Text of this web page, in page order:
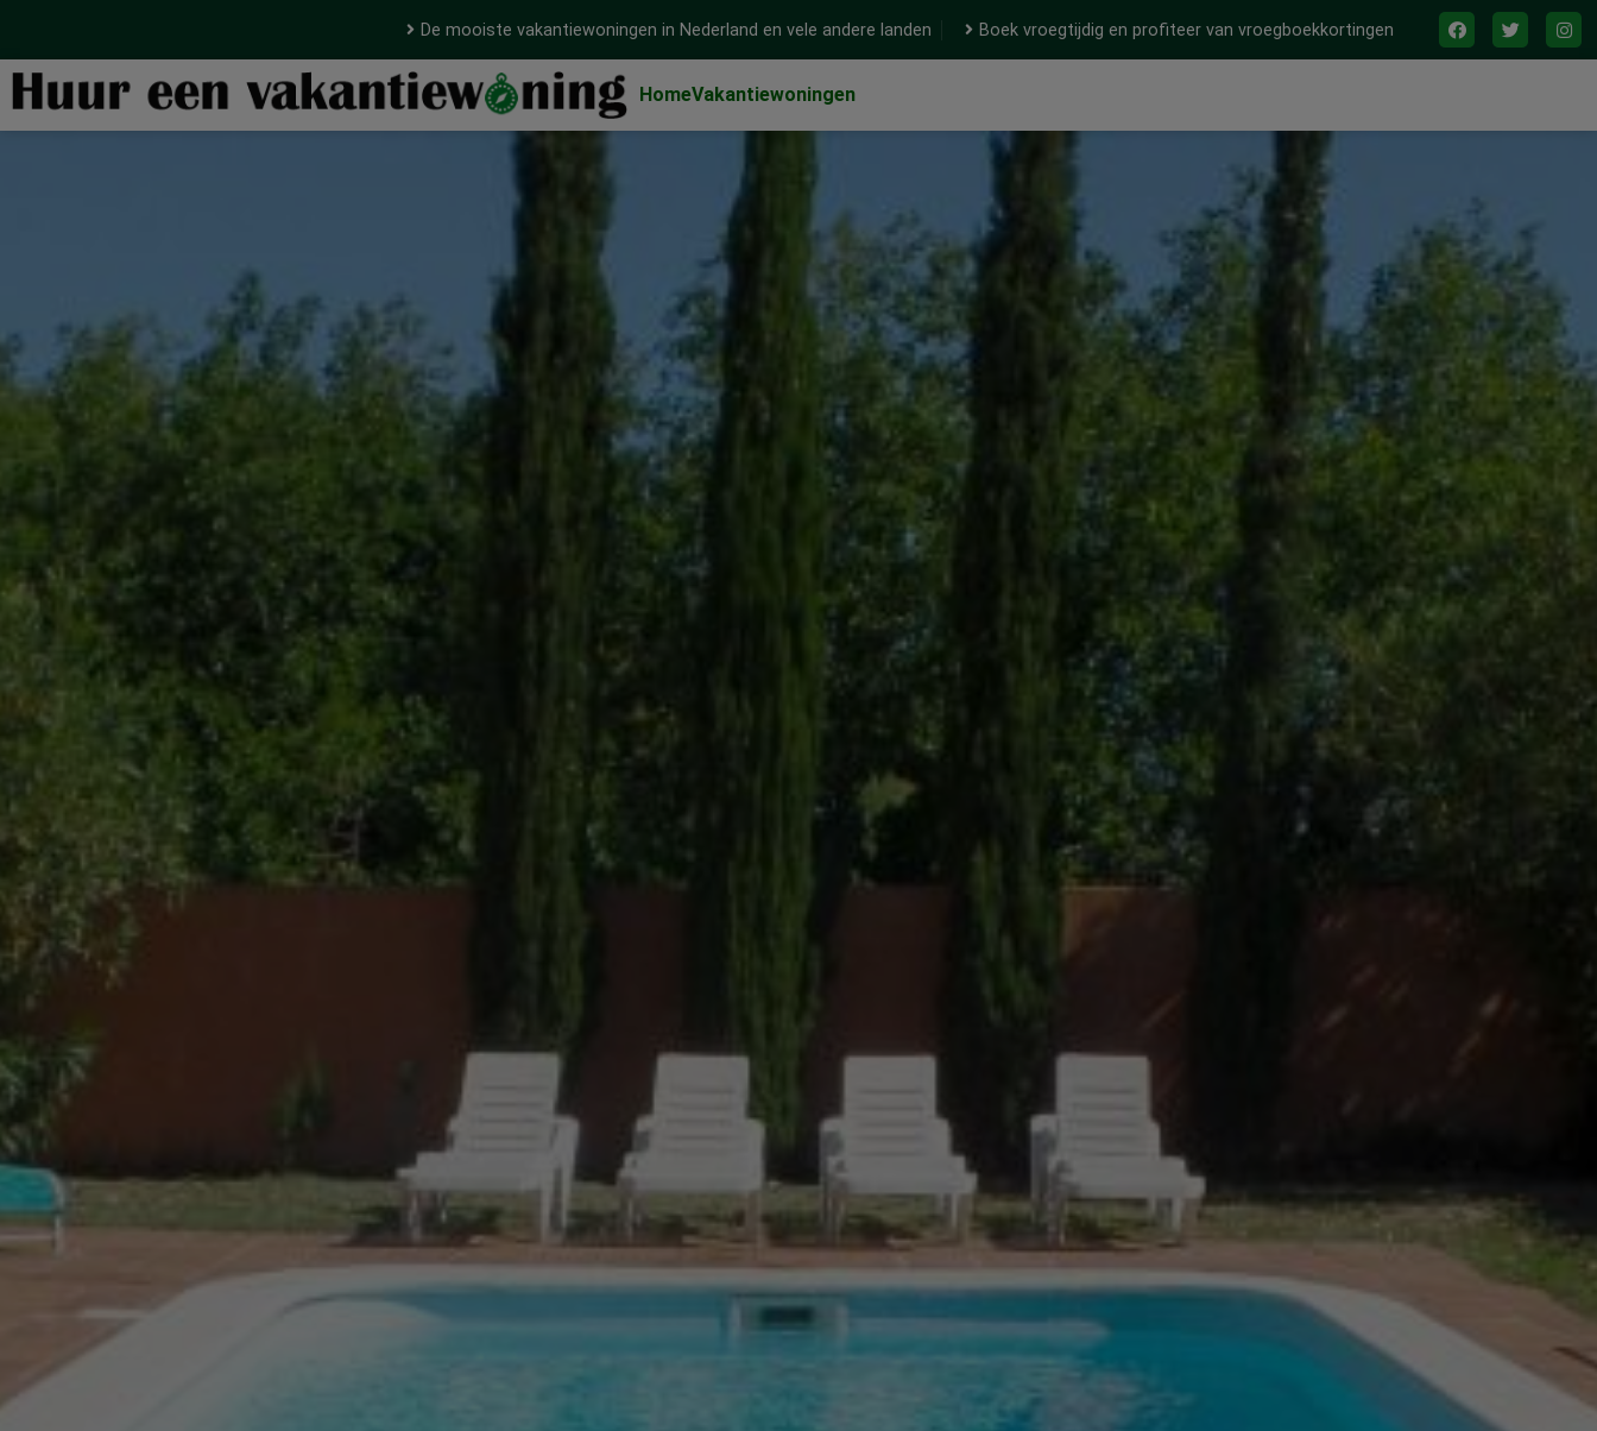
De mooiste vakantiewoningen in Nederland en vele andere landen Boek vroegtijdig en profiteer van vroegboekkortingen
HomeVakantiewoningen